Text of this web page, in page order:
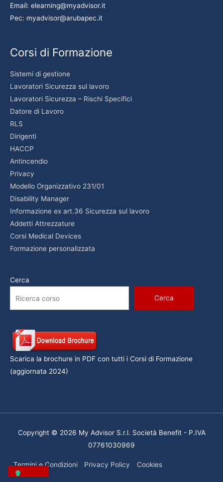
Email: elearning@myadvisor.it
Pec: myadvisor@arubapec.it
Corsi di Formazione
Sistemi di gestione
Lavoratori Sicurezza sul lavoro
Lavoratori Sicurezza – Rischi Specifici
Datore di Lavoro
RLS
Dirigenti
HACCP
Antincendio
Privacy
Modello Organizzativo 231/01
Disability Manager
Informazione ex art.36 Sicurezza sul lavoro
Addetti Attrezzature
Corsi Medical Devices
Formazione personalizzata
Cerca
Cerca
Scarica la brochure in PDF con tutti i Corsi di Formazione
(aggiornata 2024)
Copyright © 2026 My Advisor S.r.l. Società Benefit - P.IVA
07761030969
Termini e Condizioni Privacy Policy Cookies